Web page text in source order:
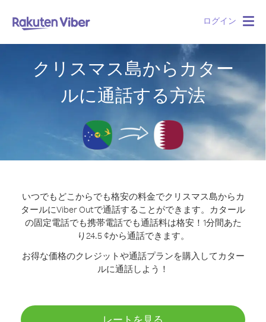
ログイン
クリスマス島からカター
ルに通話する方法
いつでもどこからでも格安の料金でクリスマス島からカ
タールにViber Outで通話することができます。
カタール
の固定電話でも携帯電話でも通話料は格安！1分間あた
り24.5 ¢から通話できます。
お得な価格のクレジットや通話プランを購入してカター
ルに通話しよう！
レートを見る